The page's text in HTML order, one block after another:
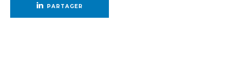
PARTAGER